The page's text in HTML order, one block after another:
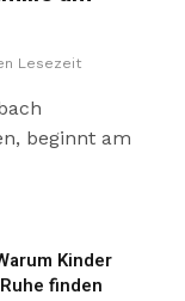
Lesezeit
beginnt am
Kinder
finden